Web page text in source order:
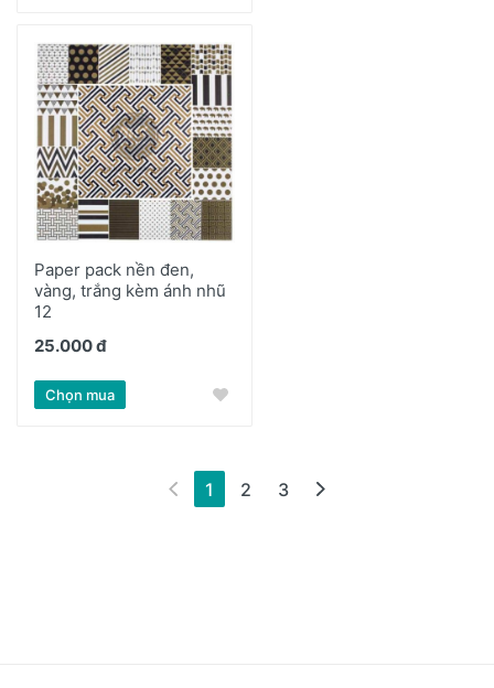
Paper pack nền đen,
vàng, trắng kèm ánh nhũ
12
25.000 đ
Chọn mua
1 (hiện tại)
2 3